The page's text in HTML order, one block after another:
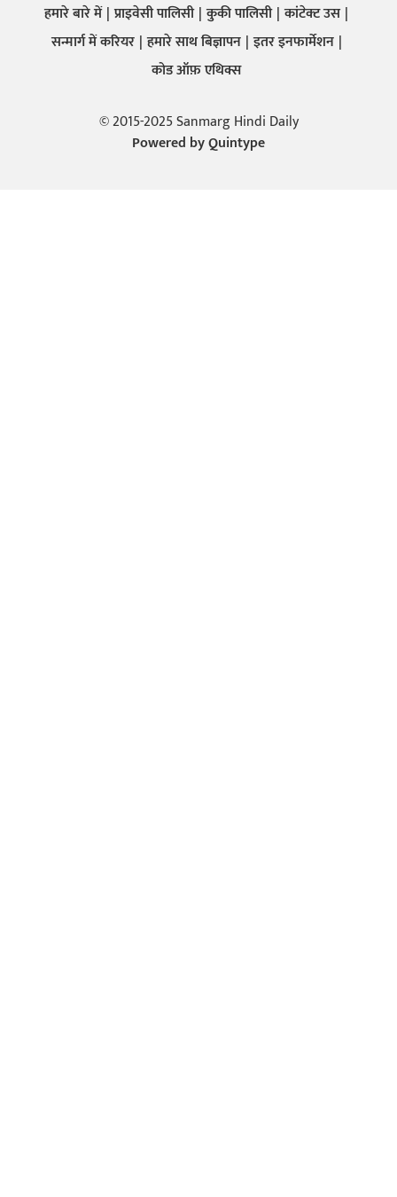
हमारे बारे में प्राइवेसी पालिसी कुकी पालिसी कांटेक्ट उस
सन्मार्ग में करियर हमारे साथ बिज्ञापन इतर इनफार्मेशन
कोड ऑफ़ एथिक्स
© 2015-2025 Sanmarg Hindi Daily
Powered byQuintype